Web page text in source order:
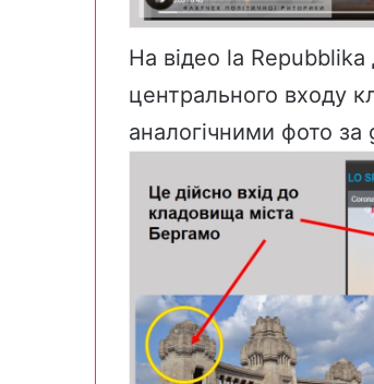
На відео la Repubblika
центрального входу
аналогічними фото